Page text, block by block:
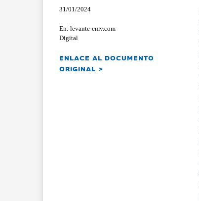
31/01/2024
En: levante-emv.com
Digital
ENLACE AL DOCUMENTO
ORIGINAL >